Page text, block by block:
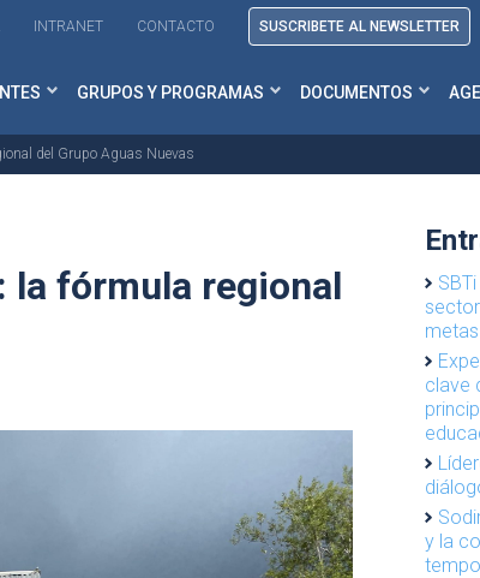
INTRANET CONTACTO SUSCRIBETE AL NEWSLETTER
GRUPOS Y PROGRAMAS DOCUMENTOS
del Grupo Aguas Nuevas
la fórmula regional
clave
y la